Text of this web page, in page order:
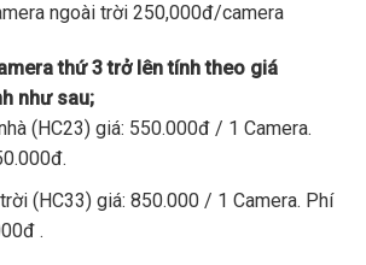
ngoài trời 250,000đ/camera
thứ 3 trở lên tính theo giá
như sau;
(HC23) giá: 550.000đ / 1 Camera.
(HC33) giá: 850.000 / 1 Camera. Phí
.